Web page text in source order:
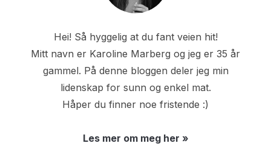
Hei! Så hyggelig at du fant veien hit!
Mitt navn er Karoline Marberg og jeg er 35 år
gammel. På denne bloggen deler jeg min
lidenskap for sunn og enkel mat.
Håper du finner noe fristende :)
Les mer om meg her »